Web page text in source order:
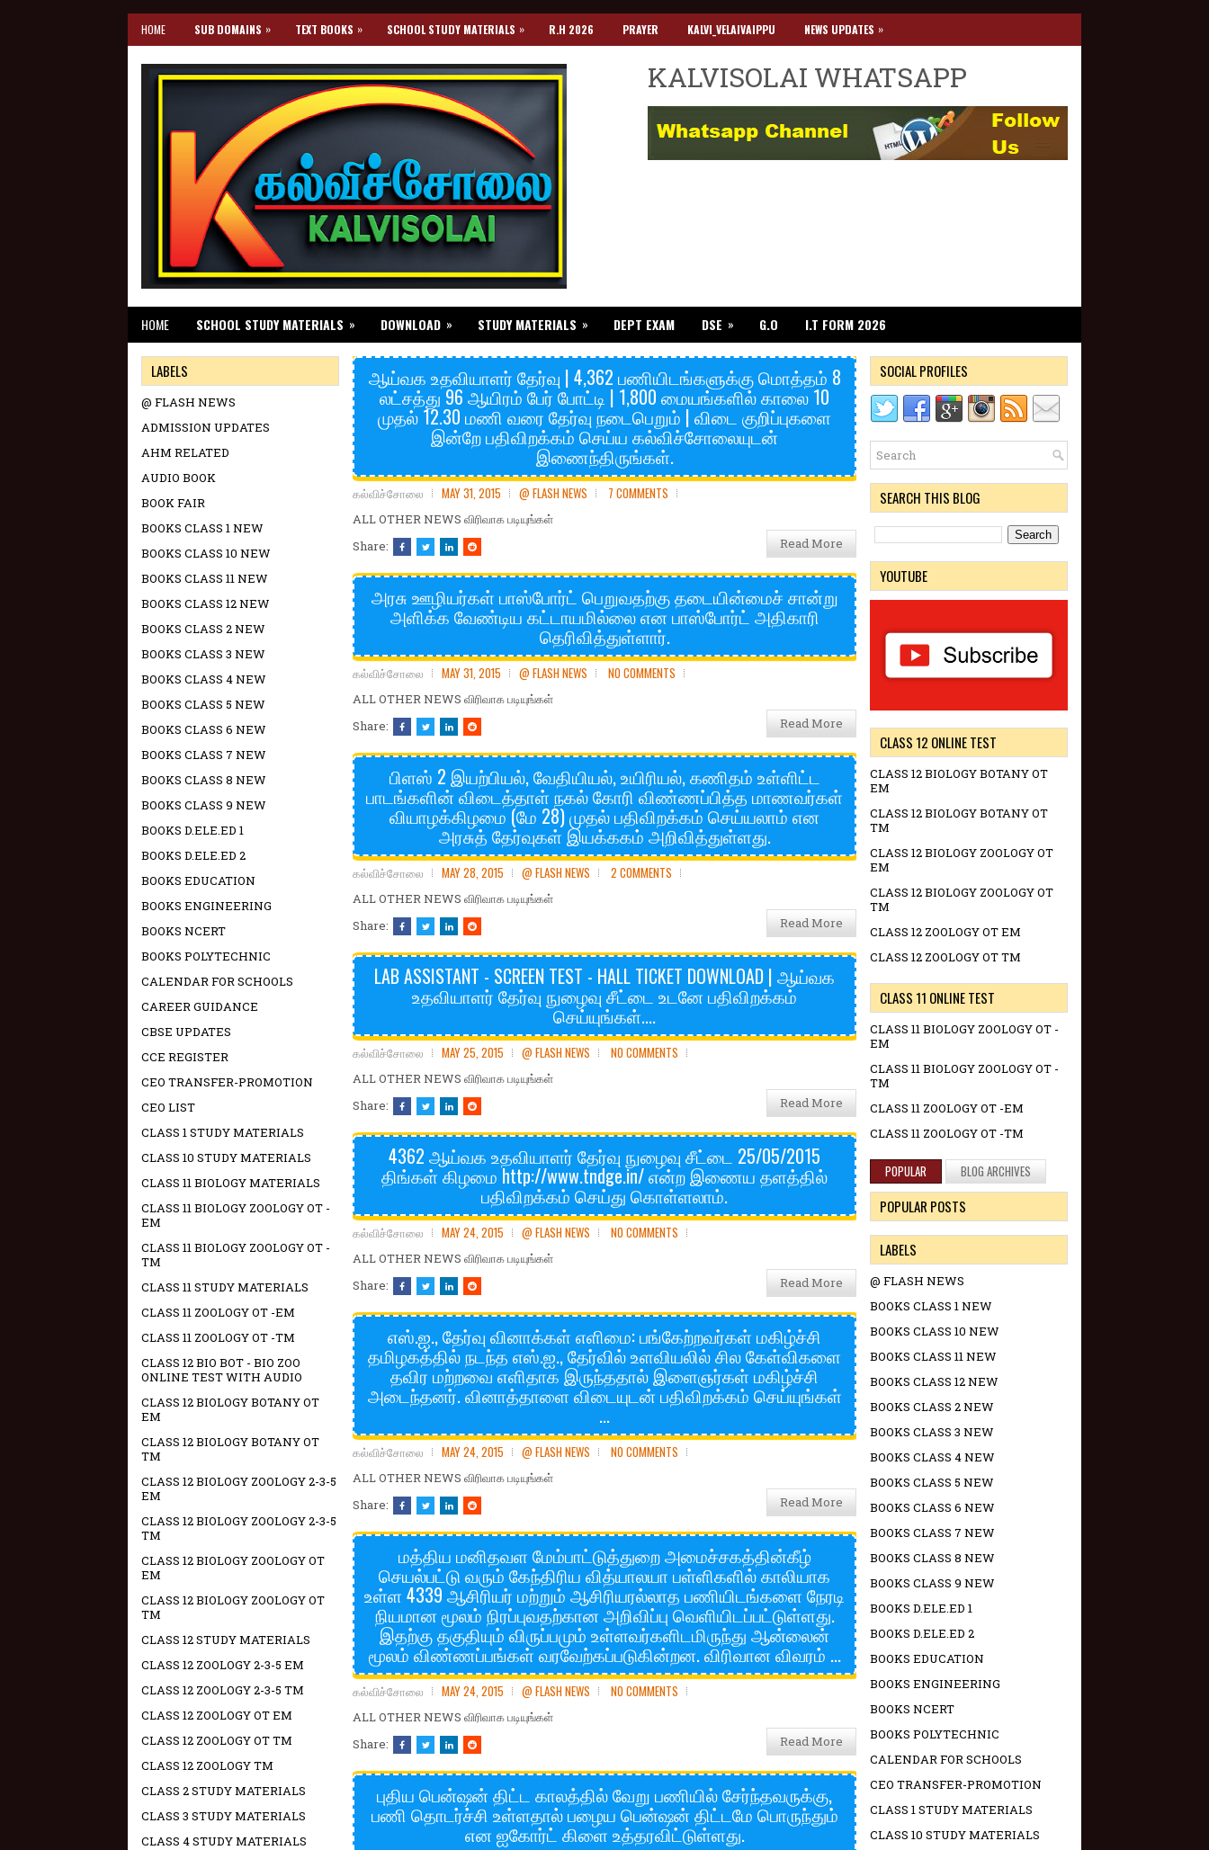
HOME SUB DOMAINS » TEXT BOOKS » SCHOOL STUDY MATERIALS » R.H 2026 PRAYER KALVI_VELAIVAIPPU NEWS UPDATES »
KALVISOLAI WHATSAPP
HOME SCHOOL STUDY MATERIALS » DOWNLOAD » STUDY MATERIALS » DEPT EXAM DSE » G.O I.T FORM 2026
ஆய்வக உதவியாளர் தேர்வு | 4,362 பணியிடங்களுக்கு மொத்தம் 8
லட்சத்து 96 ஆயிரம் பேர் போட்டி | 1,800 மையங்களில் காலை 10
முதல் 12.30 மணி வரை தேர்வு நடைபெறும் | விடை குறிப்புகளை
இன்றே பதிவிறக்கம் செய்ய கல்விச்சோலையுடன்
இணைந்திருங்கள்.
கல்விச்சோலை MAY 31, 2015 @ FLASH NEWS 7 COMMENTS
ALL OTHER NEWS விரிவாக படியுங்கள்
Share:
Read More
அரசு ஊழியர்கள் பாஸ்போர்ட் பெறுவதற்கு தடையின்மைச் சான்று
அளிக்க வேண்டிய கட்டாயமில்லை என பாஸ்போர்ட் அதிகாரி
தெரிவித்துள்ளார்.
கல்விச்சோலை MAY 31, 2015 @ FLASH NEWS NO COMMENTS
ALL OTHER NEWS விரிவாக படியுங்கள்
Share:
Read More
பிளஸ் 2 இயற்பியல், வேதியியல், உயிரியல், கணிதம் உள்ளிட்ட
பாடங்களின் விடைத்தாள் நகல் கோரி விண்ணப்பித்த மாணவர்கள்
வியாழக்கிழமை (மே 28) முதல் பதிவிறக்கம் செய்யலாம் என
அரசுத் தேர்வுகள் இயக்ககம் அறிவித்துள்ளது.
கல்விச்சோலை MAY 28, 2015 @ FLASH NEWS 2 COMMENTS
ALL OTHER NEWS விரிவாக படியுங்கள்
Share:
Read More
LAB ASSISTANT - SCREEN TEST - HALL TICKET DOWNLOAD | ஆய்வக
உதவியாளர் தேர்வு நுழைவு சீட்டை உடனே பதிவிறக்கம்
செய்யுங்கள்....
கல்விச்சோலை MAY 25, 2015 @ FLASH NEWS NO COMMENTS
ALL OTHER NEWS விரிவாக படியுங்கள்
Share:
Read More
4362 ஆய்வக உதவியாளர் தேர்வு நுழைவு சீட்டை 25/05/2015
திங்கள் கிழமை http://www.tndge.in/ என்ற இணைய தளத்தில்
பதிவிறக்கம் செய்து கொள்ளலாம்.
கல்விச்சோலை MAY 24, 2015 @ FLASH NEWS NO COMMENTS
ALL OTHER NEWS விரிவாக படியுங்கள்
Share:
Read More
எஸ்.ஐ., தேர்வு வினாக்கள் எளிமை: பங்கேற்றவர்கள் மகிழ்ச்சி
தமிழகத்தில் நடந்த எஸ்.ஐ., தேர்வில் உளவியலில் சில கேள்விகளை
தவிர மற்றவை எளிதாக இருந்ததால் இளைஞர்கள் மகிழ்ச்சி
அடைந்தனர். வினாத்தாளை விடையுடன் பதிவிறக்கம் செய்யுங்கள்
...
கல்விச்சோலை MAY 24, 2015 @ FLASH NEWS NO COMMENTS
ALL OTHER NEWS விரிவாக படியுங்கள்
Share:
Read More
மத்திய மனிதவள மேம்பாட்டுத்துறை அமைச்சகத்தின்கீழ்
செயல்பட்டு வரும் கேந்திரிய வித்யாலயா பள்ளிகளில் காலியாக
உள்ள 4339 ஆசிரியர் மற்றும் ஆசிரியரல்லாத பணியிடங்களை நேரடி
நியமான மூலம் நிரப்புவதற்கான அறிவிப்பு வெளியிடப்பட்டுள்ளது.
இதற்கு தகுதியும் விருப்பமும் உள்ளவர்களிடமிருந்து ஆன்லைன்
மூலம் விண்ணப்பங்கள் வரவேற்கப்படுகின்றன. விரிவான விவரம் ...
கல்விச்சோலை MAY 24, 2015 @ FLASH NEWS NO COMMENTS
ALL OTHER NEWS விரிவாக படியுங்கள்
Share:
Read More
புதிய பென்ஷன் திட்ட காலத்தில் வேறு பணியில் சேர்ந்தவருக்கு,
பணி தொடர்ச்சி உள்ளதால் பழைய பென்ஷன் திட்டமே பொருந்தும்
என ஐகோர்ட் கிளை உத்தரவிட்டுள்ளது.
LABELS
@ FLASH NEWS
ADMISSION UPDATES
AHM RELATED
AUDIO BOOK
BOOK FAIR
BOOKS CLASS 1 NEW
BOOKS CLASS 10 NEW
BOOKS CLASS 11 NEW
BOOKS CLASS 12 NEW
BOOKS CLASS 2 NEW
BOOKS CLASS 3 NEW
BOOKS CLASS 4 NEW
BOOKS CLASS 5 NEW
BOOKS CLASS 6 NEW
BOOKS CLASS 7 NEW
BOOKS CLASS 8 NEW
BOOKS CLASS 9 NEW
BOOKS D.ELE.ED 1
BOOKS D.ELE.ED 2
BOOKS EDUCATION
BOOKS ENGINEERING
BOOKS NCERT
BOOKS POLYTECHNIC
CALENDAR FOR SCHOOLS
CAREER GUIDANCE
CBSE UPDATES
CCE REGISTER
CEO TRANSFER-PROMOTION
CEO LIST
CLASS 1 STUDY MATERIALS
CLASS 10 STUDY MATERIALS
CLASS 11 BIOLOGY MATERIALS
CLASS 11 BIOLOGY ZOOLOGY OT -
EM
CLASS 11 BIOLOGY ZOOLOGY OT -
TM
CLASS 11 STUDY MATERIALS
CLASS 11 ZOOLOGY OT -EM
CLASS 11 ZOOLOGY OT -TM
CLASS 12 BIO BOT - BIO ZOO
ONLINE TEST WITH AUDIO
CLASS 12 BIOLOGY BOTANY OT
EM
CLASS 12 BIOLOGY BOTANY OT
TM
CLASS 12 BIOLOGY ZOOLOGY 2-3-5
EM
CLASS 12 BIOLOGY ZOOLOGY 2-3-5
TM
CLASS 12 BIOLOGY ZOOLOGY OT
EM
CLASS 12 BIOLOGY ZOOLOGY OT
TM
CLASS 12 STUDY MATERIALS
CLASS 12 ZOOLOGY 2-3-5 EM
CLASS 12 ZOOLOGY 2-3-5 TM
CLASS 12 ZOOLOGY OT EM
CLASS 12 ZOOLOGY OT TM
CLASS 12 ZOOLOGY TM
CLASS 2 STUDY MATERIALS
CLASS 3 STUDY MATERIALS
CLASS 4 STUDY MATERIALS
SOCIAL PROFILES
SEARCH THIS BLOG
YOUTUBE
CLASS 12 ONLINE TEST
CLASS 12 BIOLOGY BOTANY OT
EM
CLASS 12 BIOLOGY BOTANY OT
TM
CLASS 12 BIOLOGY ZOOLOGY OT
EM
CLASS 12 BIOLOGY ZOOLOGY OT
TM
CLASS 12 ZOOLOGY OT EM
CLASS 12 ZOOLOGY OT TM
CLASS 11 ONLINE TEST
CLASS 11 BIOLOGY ZOOLOGY OT -
EM
CLASS 11 BIOLOGY ZOOLOGY OT -
TM
CLASS 11 ZOOLOGY OT -EM
CLASS 11 ZOOLOGY OT -TM
POPULAR BLOG ARCHIVES
POPULAR POSTS
LABELS
@ FLASH NEWS
BOOKS CLASS 1 NEW
BOOKS CLASS 10 NEW
BOOKS CLASS 11 NEW
BOOKS CLASS 12 NEW
BOOKS CLASS 2 NEW
BOOKS CLASS 3 NEW
BOOKS CLASS 4 NEW
BOOKS CLASS 5 NEW
BOOKS CLASS 6 NEW
BOOKS CLASS 7 NEW
BOOKS CLASS 8 NEW
BOOKS CLASS 9 NEW
BOOKS D.ELE.ED 1
BOOKS D.ELE.ED 2
BOOKS EDUCATION
BOOKS ENGINEERING
BOOKS NCERT
BOOKS POLYTECHNIC
CALENDAR FOR SCHOOLS
CEO TRANSFER-PROMOTION
CLASS 1 STUDY MATERIALS
CLASS 10 STUDY MATERIALS